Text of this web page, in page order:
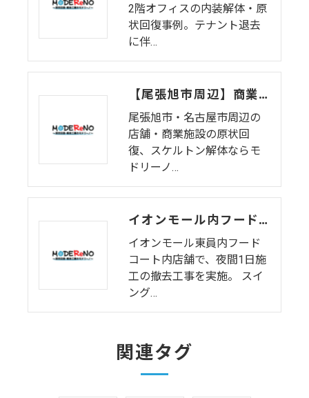
2階オフィスの内装解体・原
状回復事例。テナント退去
に伴…
【尾張旭市周辺】商業施設の原状回復・内装解体(前編)仮囲い〜床ハツリ（日進市の実績） | モドリーノ
尾張旭市・名古屋市周辺の
店舗・商業施設の原状回
復、スケルトン解体ならモ
ドリーノ…
イオンモール内フードコート店舗の夜間撤去工事（三重県東員町）
イオンモール東員内フード
コート内店舗で、夜間1日施
工の撤去工事を実施。 スイ
ング…
関連タグ